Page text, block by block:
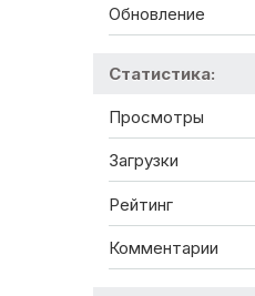
Обновление
Статистика:
Просмотры
Загрузки
Рейтинг
Комментарии